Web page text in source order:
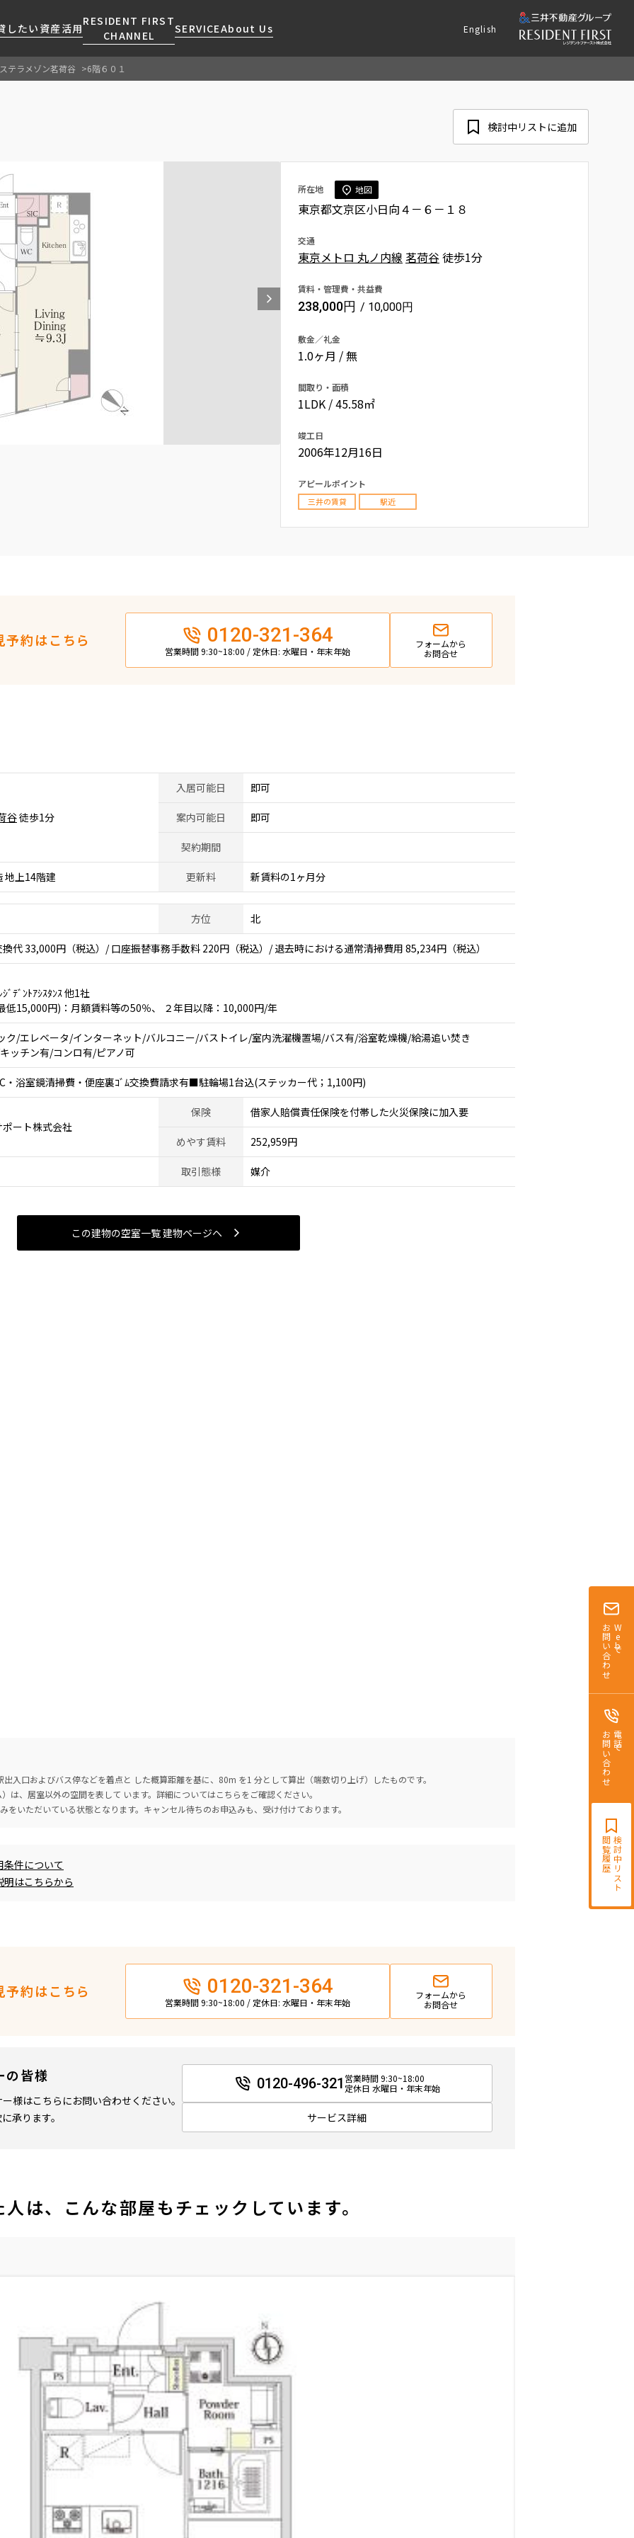
したい 資産活用
RESIDENT FIRST
CHANNEL
SERVICEAbout Us
ニュースリリース
お問い合わせ
地図から探す
キーワードから探す
新着情報から探す
ニュースから探す
新着募集情報
当社限定(港区・渋谷区以外)
RESIDENT FIRST
MEMBERS登録
ご入居・提携サービス
お部屋探しからご契約まで
よくあるご質問
社宅紹介
【仲介会社様向け】当社仲介
事業部取り扱い物件入居申
込
English
Webで
お問い合わせ
電話で
お問い合わせ
検討中リスト
閲覧履歴
ステラメゾン茗荷谷 6階６０１
検討中リストに追加
所在地 地図
東京都文京区小日向４－６－１８
交通
東京メトロ 丸ノ内線 茗荷谷徒歩1分
賃料・管理費・共益費
238,000円 / 10,000円
敷金／礼金
1.0ヶ月 / 無
間取り・面積
1LDK / 45.58㎡
竣工日
2006年12月16日
アピールポイント
三井の賃貸 駅近
約はこちら 0120-321-364
営業時間 9:30~18:00 / 定休日: 水曜日・年末年始
フォームから
お問合せ
谷徒歩1分
入居可能日 即可
案内可能日 即可
契約期間
地上14階建 更新料 新賃料の1ヶ月分
方位 北
代 33,000円（税込）/ 口座振替事務手数料 220円（税込）/ 退去時における通常清掃費用 85,234円（税込）
ﾞﾃﾞﾝﾄｱｼｽﾀﾝｽ 他1社
低15,000円)：月額賃料等の50％、 ２年目以降：10,000円/年
ク/エレベータ/インターネット/バルコニー/バストイレ/室内洗濯機置場/バス有/浴室乾燥機/給湯追い焚き
ッチン有/コンロ有/ピアノ可
浴室鏡清掃費・便座裏ｺﾞﾑ交換費請求有■駐輪場1台込(ステッカー代；1,100円)
ート株式会社
保険 借家人賠償責任保険を付帯した火災保険に加入要
めやす賃料 252,959円
取引態様 媒介
この建物の空室一覧 建物ページヘ
入口およびバス停などを着点と した概算距離を基に、80m を1 分として算出（端数切り上げ）したものです。
は、居室以外の空間を表して います。詳細についてはこちらをご確認ください。
をいただいている状態となります。キャンセル待ちのお申込みも、受け付けております。
件について
はこちらから
約はこちら 0120-321-364
営業時間 9:30~18:00 / 定休日: 水曜日・年末年始
フォームから
お問合せ
の皆様
様はこちらにお問い合わせください。
承ります。
0120-496-321 営業時間 9:30~18:00
定休日 水曜日・年末年始
サービス詳細
は、こんな部屋もチェックしています。